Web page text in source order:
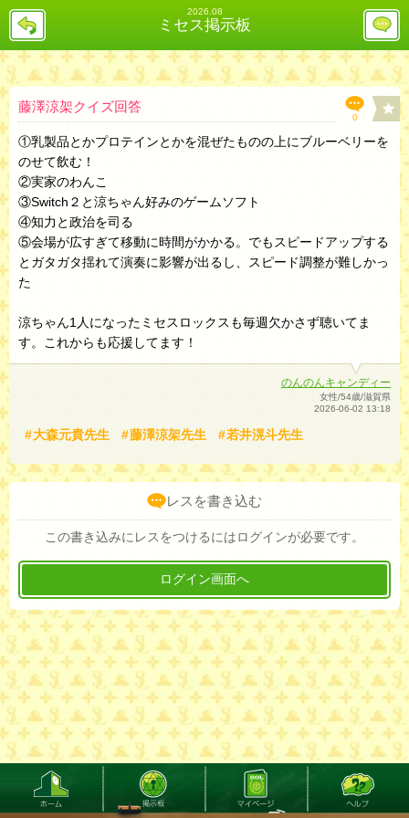
2026.08
ミセス掲示板
戻
レ
投
稿
欄
0
藤澤涼架クイズ回答
①乳製品とかプロテインとかを混ぜたものの上にブルーベリーを
のせて飲む！
②実家のわんこ
③Switch２と涼ちゃん好みのゲームソフト
④知力と政治を司る
⑤会場が広すぎて移動に時間がかかる。でもスピードアップする
とガタガタ揺れて演奏に影響が出るし、スピード調整が難しかっ
た
涼ちゃん1人になったミセスロックスも毎週欠かさず聴いてま
す。これからも応援してます！
のんのんキャンディー
女性/54歳/滋賀県
2026-06-02 13:18
大森元貴先生 藤澤涼架先生 若井滉斗先生
レスを書き込む
この書き込みにレスをつけるにはログインが必要です。
ログイン画面へ